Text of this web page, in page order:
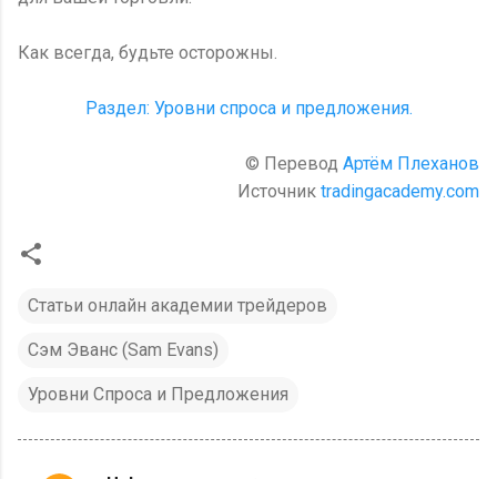
Как всегда, будьте осторожны.
Раздел: Уровни спроса и предложения.
© Перевод Артём Плеханов
Источник tradingacademy.com
Статьи онлайн академии трейдеров
Сэм Эванс (Sam Evans)
Уровни Спроса и Предложения